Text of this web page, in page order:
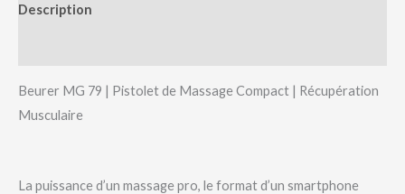
Description
Beurer MG 79 | Pistolet de Massage Compact | Récupération
Musculaire
La puissance d’un massage pro, le format d’un smartphone